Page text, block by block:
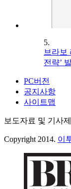
5.
브라보
전략’
PC버전
공지사항
사이트맵
보도자료 및 기사
Copyright 2014. 이